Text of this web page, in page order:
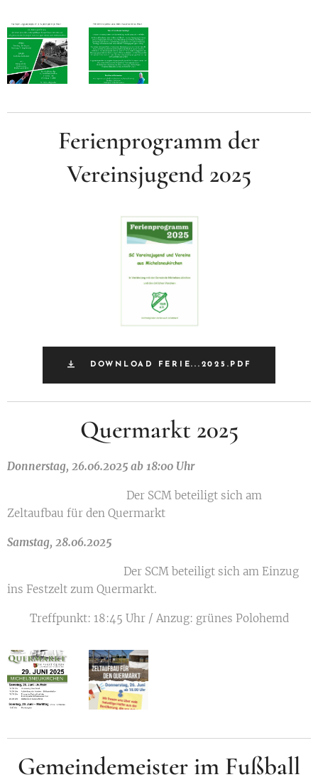
Ferienprogramm der
Vereinsjugend 2025
DOWNLOAD FERIE...2025.PDF
Quermarkt 2025
Donnerstag, 26.06.2025 ab 18:00 Uhr
Der SCM beteiligt sich am
Zeltaufbau für den Quermarkt
Samstag, 28.06.2025
Der SCM beteiligt sich am Einzug
ins Festzelt zum Quermarkt.
Treffpunkt: 18:45 Uhr / Anzug: grünes Polohemd
Gemeindemeister im Fußball